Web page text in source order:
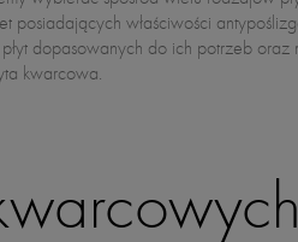
kwarcowa.